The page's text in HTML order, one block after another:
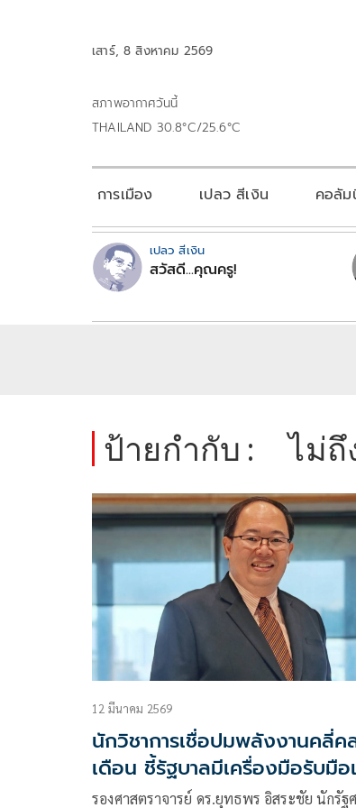
เสาร์, 8 สิงหาคม 2569
สภาพอากาศวันนี้
THAILAND 30.8°C/25.6°C
การเมือง เปลว สีเงิน คอลั
เปลว สีเงิน
สวัสดี...คุณครู!
ป้ายกำกับ : ไม่ถึ
12 มีนาคม 2569
นักวิชาการเชื่อปมพลังงานคลี่ค
เดือน ชี้รัฐบาลมีเครื่องมือรับมือ
ไปไม่ถึงจุดวิกฤต
รองศาสตราจารย์ ดร.ยุทธพร อิสระชัย นักรัฐ